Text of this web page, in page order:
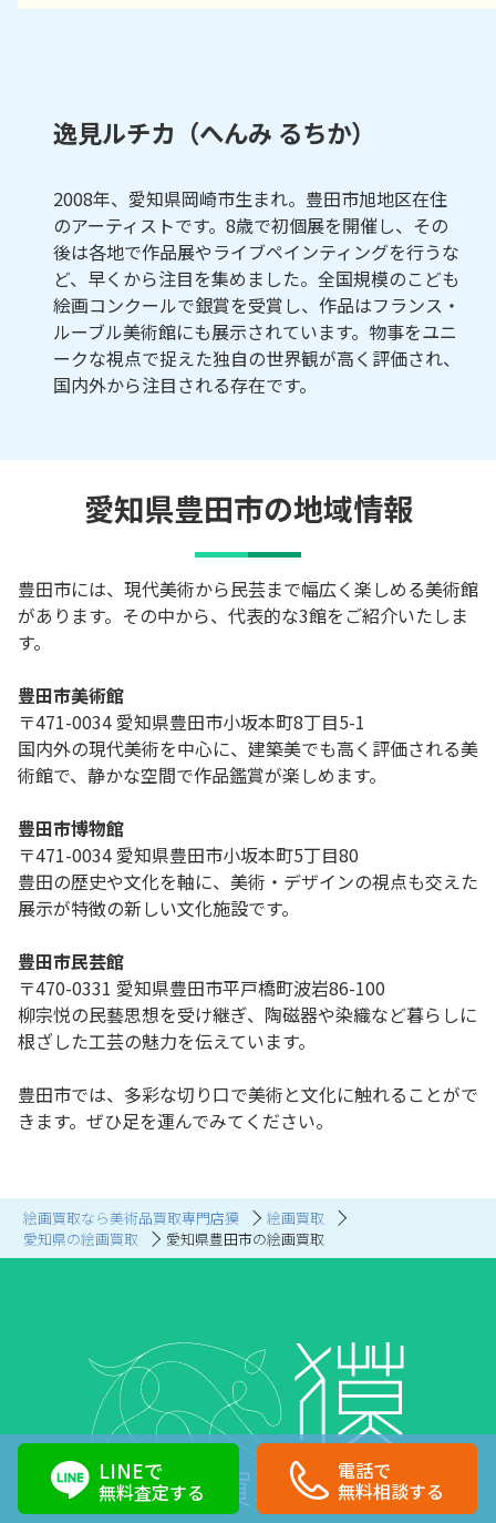
LINEで
無料査定する
電話で
無料相談する
絵画買取なら美術品買取専門店獏
絵画買取
愛知県の絵画買取
愛知県豊田市の絵画買取
逸見ルチカ（へんみ るちか）
2008年、愛知県岡崎市生まれ。豊田市旭地区在住
のアーティストです。8歳で初個展を開催し、その
後は各地で作品展やライブペインティングを行うな
ど、早くから注目を集めました。全国規模のこども
絵画コンクールで銀賞を受賞し、作品はフランス・
ルーブル美術館にも展示されています。物事をユニ
ークな視点で捉えた独自の世界観が高く評価され、
国内外から注目される存在です。
愛知県豊田市の地域情報
豊田市には、現代美術から民芸まで幅広く楽しめる美術館
があります。その中から、代表的な3館をご紹介いたしま
す。
豊田市美術館
〒471-0034 愛知県豊田市小坂本町8丁目5-1
国内外の現代美術を中心に、建築美でも高く評価される美
術館で、静かな空間で作品鑑賞が楽しめます。
豊田市博物館
〒471-0034 愛知県豊田市小坂本町5丁目80
豊田の歴史や文化を軸に、美術・デザインの視点も交えた
展示が特徴の新しい文化施設です。
豊田市民芸館
〒470-0331 愛知県豊田市平戸橋町波岩86-100
柳宗悦の民藝思想を受け継ぎ、陶磁器や染織など暮らしに
根ざした工芸の魅力を伝えています。
豊田市では、多彩な切り口で美術と文化に触れることがで
きます。ぜひ足を運んでみてください。